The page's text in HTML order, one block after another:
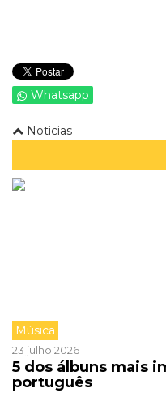
Whatsapp
Noticias
Música
23 julho 2026
5 dos álbuns mais
português